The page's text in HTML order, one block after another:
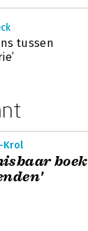
tussen
Krol
boek